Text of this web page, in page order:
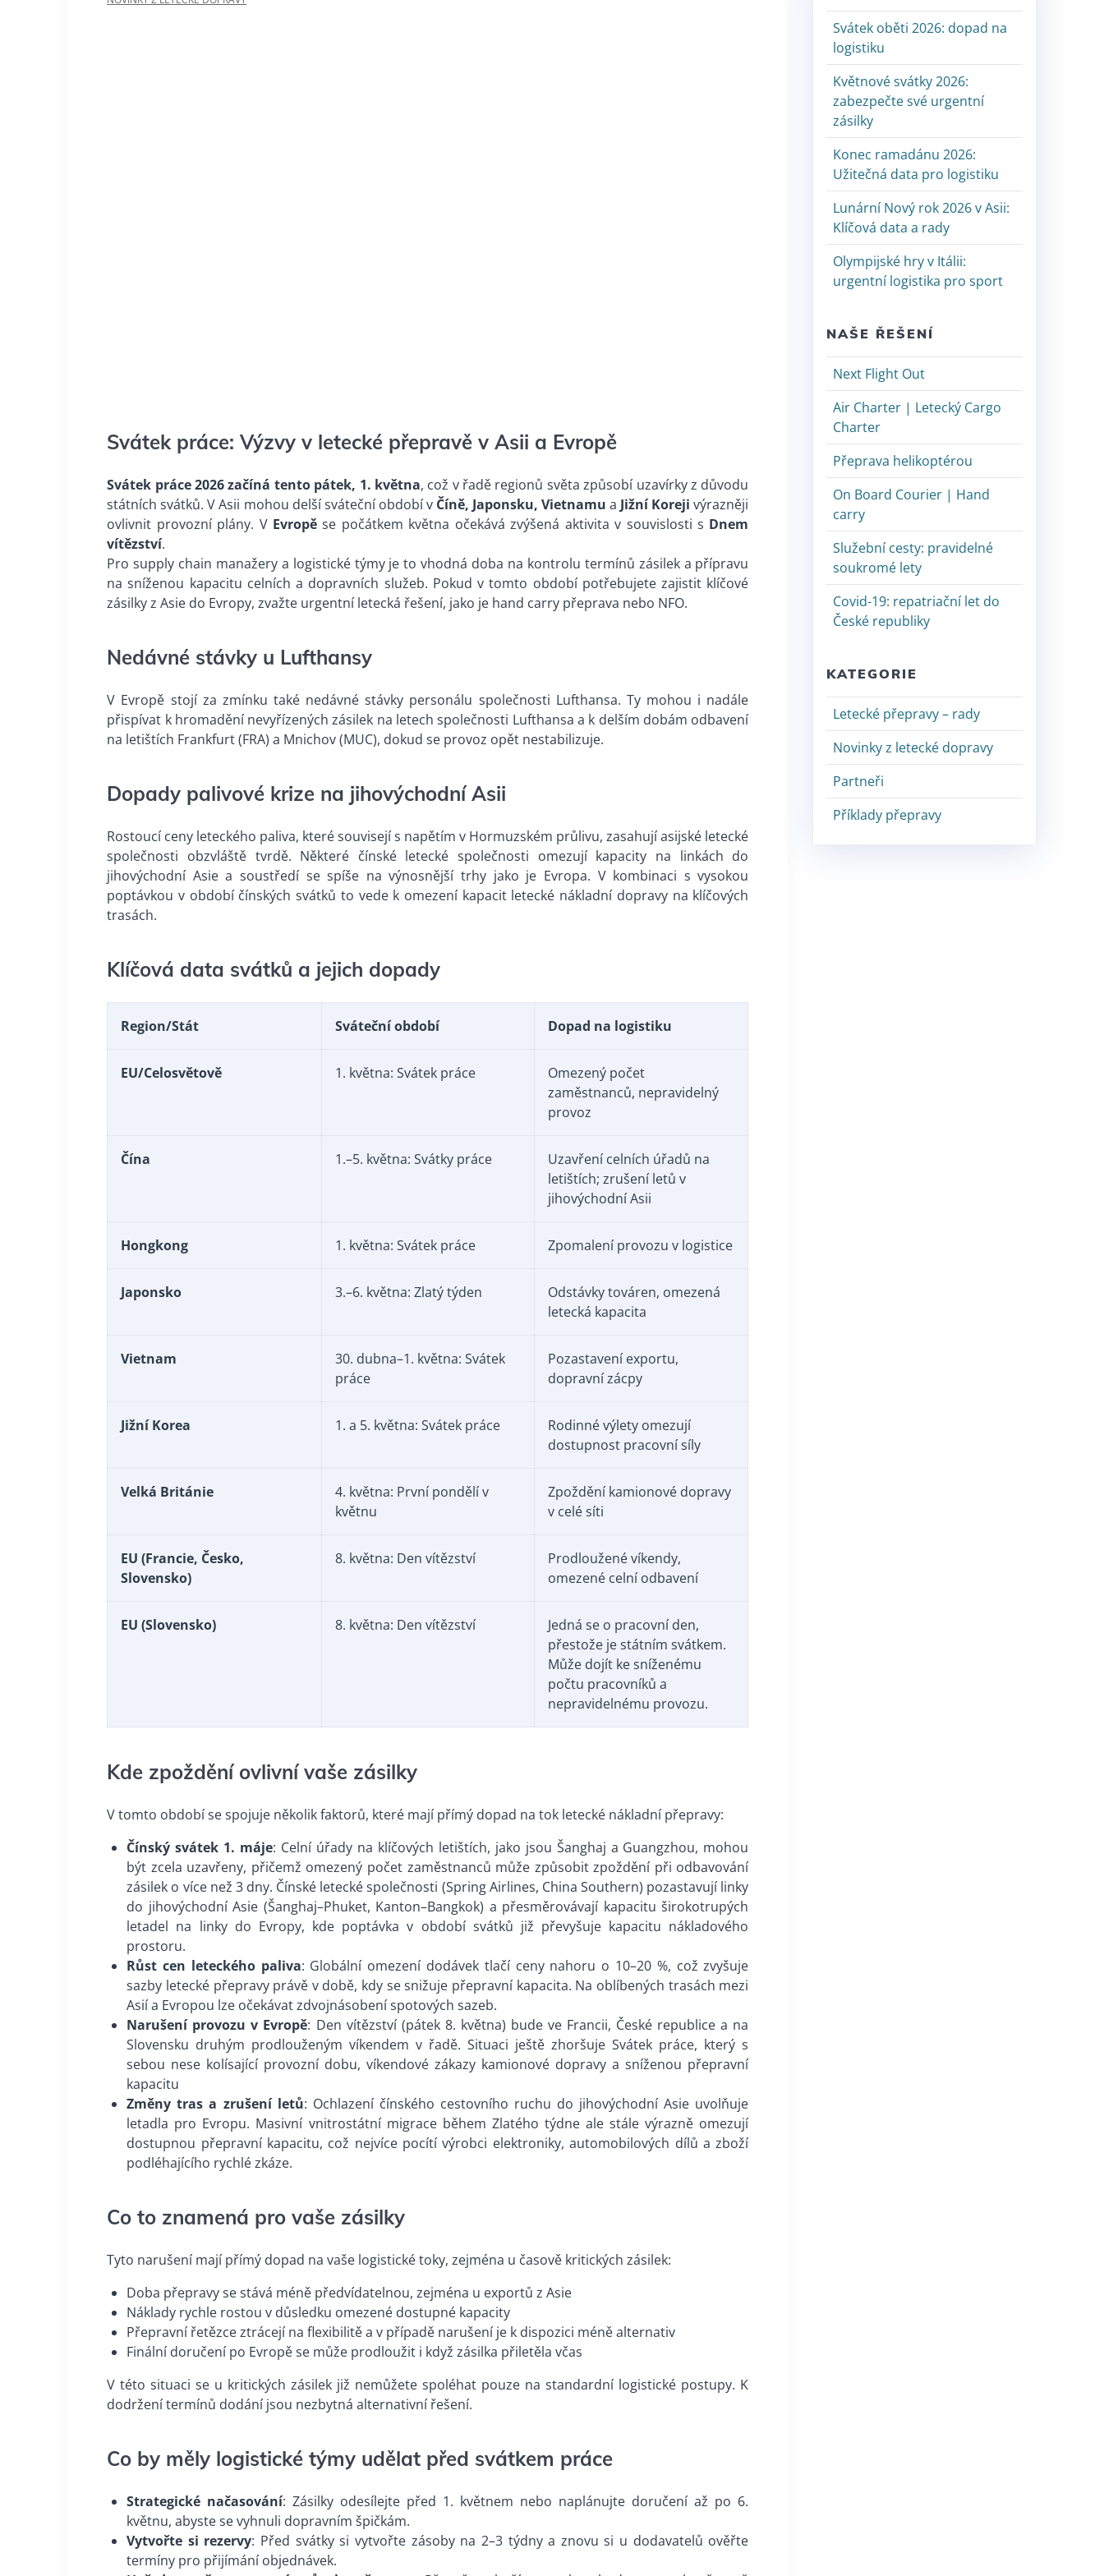
Svátek práce: Výzvy v letecké přepravě v Asii a Evropě
Svátek práce 2026 začíná tento pátek, 1. května, což v řadě regionů světa způsobí uzavírky z důvodu
státních svátků. V Asii mohou delší sváteční období vČíně, Japonsku, Vietnamu a Jižní Koreji výrazněji
ovlivnit provozní plány. V Evropěse počátkem května očekává zvýšená aktivita v souvislosti s Dnem
vítězství.
Pro supply chain manažery a logistické týmy je to vhodná doba na kontrolu termínů zásilek a přípravu
na sníženou kapacitu celních a dopravních služeb. Pokud v tomto období potřebujete zajistit klíčové
zásilky z Asie do Evropy, zvažte urgentní letecká řešení, jako je hand carry přeprava nebo NFO.
Nedávné stávky u Lufthansy
V Evropě stojí za zmínku také nedávné stávky personálu společnosti Lufthansa. Ty mohou i nadále
přispívat k hromadění nevyřízených zásilek na letech společnosti Lufthansa a k delším dobám odbavení
na letištích Frankfurt (FRA) a Mnichov (MUC), dokud se provoz opět nestabilizuje.
Dopady palivové krize na jihovýchodní Asii
Rostoucí ceny leteckého paliva, které souvisejí s napětím v Hormuzském průlivu, zasahují asijské letecké
společnosti obzvláště tvrdě. Některé čínské letecké společnosti omezují kapacity na linkách do
jihovýchodní Asie a soustředí se spíše na výnosnější trhy jako je Evropa. V kombinaci s vysokou
poptávkou v období čínských svátků to vede k omezení kapacit letecké nákladní dopravy na klíčových
trasách.
Klíčová data svátků a jejich dopady
Region/Stát Sváteční období Dopad na logistiku
EU/Celosvětově 1. května: Svátek práce
Omezený počet
zaměstnanců, nepravidelný
provoz
Čína 1.–5. května: Svátky práce
Uzavření celních úřadů na
letištích; zrušení letů v
jihovýchodní Asii
Hongkong 1. května: Svátek práce Zpomalení provozu v logistice
Japonsko 3.–6. května: Zlatý týden
Odstávky továren, omezená
letecká kapacita
Vietnam
30. dubna–1. května: Svátek
práce
Pozastavení exportu,
dopravní zácpy
Jižní Korea 1. a 5. května: Svátek práce
Rodinné výlety omezují
dostupnost pracovní síly
Velká Británie
4. května: První pondělí v
květnu
Zpoždění kamionové dopravy
v celé síti
EU (Francie, Česko,
Slovensko)
8. května: Den vítězství
Prodloužené víkendy,
omezené celní odbavení
EU (Slovensko) 8. května: Den vítězství
Jedná se o pracovní den,
přestože je státním svátkem.
Může dojít ke sníženému
počtu pracovníků a
nepravidelnému provozu.
Kde zpoždění ovlivní vaše zásilky
V tomto období se spojuje několik faktorů, které mají přímý dopad na tok letecké nákladní přepravy:
Čínský svátek 1. máje: Celní úřady na klíčových letištích, jako jsou Šanghaj a Guangzhou, mohou
být zcela uzavřeny, přičemž omezený počet zaměstnanců může způsobit zpoždění při odbavování
zásilek o více než 3 dny. Čínské letecké společnosti (Spring Airlines, China Southern) pozastavují linky
do jihovýchodní Asie (Šanghaj–Phuket, Kanton–Bangkok) a přesměrovávají kapacitu širokotrupých
letadel na linky do Evropy, kde poptávka v období svátků již převyšuje kapacitu nákladového
prostoru.
Růst cen leteckého paliva: Globální omezení dodávek tlačí ceny nahoru o 10–20 %, což zvyšuje
sazby letecké přepravy právě v době, kdy se snižuje přepravní kapacita. Na oblíbených trasách mezi
Asií a Evropou lze očekávat zdvojnásobení spotových sazeb.
Narušení provozu v Evropě: Den vítězství (pátek 8. května) bude ve Francii, České republice a na
Slovensku druhým prodlouženým víkendem v řadě. Situaci ještě zhoršuje Svátek práce, který s
sebou nese kolísající provozní dobu, víkendové zákazy kamionové dopravy a sníženou přepravní
kapacitu
Změny tras a zrušení letů: Ochlazení čínského cestovního ruchu do jihovýchodní Asie uvolňuje
letadla pro Evropu. Masivní vnitrostátní migrace během Zlatého týdne ale stále výrazně omezují
dostupnou přepravní kapacitu, což nejvíce pocítí výrobci elektroniky, automobilových dílů a zboží
podléhajícího rychlé zkáze.
Co to znamená pro vaše zásilky
Tyto narušení mají přímý dopad na vaše logistické toky, zejména u časově kritických zásilek:
Doba přepravy se stává méně předvídatelnou, zejména u exportů z Asie
Náklady rychle rostou v důsledku omezené dostupné kapacity
Přepravní řetězce ztrácejí na flexibilitě a v případě narušení je k dispozici méně alternativ
Finální doručení po Evropě se může prodloužit i když zásilka přiletěla včas
V této situaci se u kritických zásilek již nemůžete spoléhat pouze na standardní logistické postupy. K
dodržení termínů dodání jsou nezbytná alternativní řešení.
Co by měly logistické týmy udělat před svátkem práce
Strategické načasování: Zásilky odesílejte před 1. květnem nebo naplánujte doručení až po 6.
květnu, abyste se vyhnuli dopravním špičkám.
Vytvořte si rezervy: Před svátky si vytvořte zásoby na 2–3 týdny a znovu si u dodavatelů ověřte
termíny pro přijímání objednávek.
Svátek oběti 2026: dopad na
logistiku
Květnové svátky 2026:
zabezpečte své urgentní
zásilky
Konec ramadánu 2026:
Užitečná data pro logistiku
Lunární Nový rok 2026 v Asii:
Klíčová data a rady
Olympijské hry v Itálii:
urgentní logistika pro sport
NAŠE ŘEŠENÍ
Next Flight Out
Air Charter | Letecký Cargo
Charter
Přeprava helikoptérou
On Board Courier | Hand
carry
Služební cesty: pravidelné
soukromé lety
Covid-19: repatriační let do
České republiky
KATEGORIE
Letecké přepravy – rady
Novinky z letecké dopravy
Partneři
Příklady přepravy